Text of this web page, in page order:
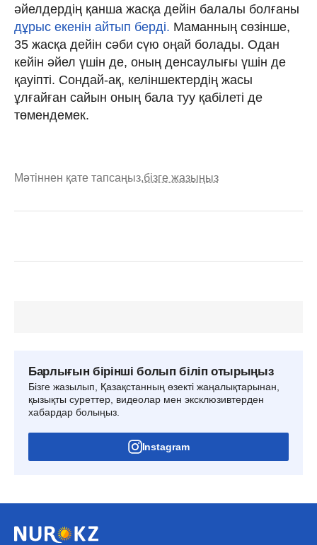
әйелдердің қанша жасқа дейін балалы болғаны
дұрыс екенін айтып берді. Маманның сөзінше,
35 жасқа дейін сәби сүю оңай болады. Одан
кейін әйел үшін де, оның денсаулығы үшін де
қауіпті. Сондай-ақ, келіншектердің жасы
ұлғайған сайын оның бала туу қабілеті де
төмендемек.
Мәтіннен қате тапсаңыз,бізге жазыңыз
Барлығын бірінші болып біліп отырыңыз
Бізге жазылып, Қазақстанның өзекті жаңалықтарынан,
қызықты суреттер, видеолар мен эксклюзивтерден
хабардар болыңыз.
Instagram